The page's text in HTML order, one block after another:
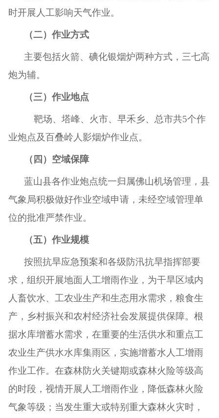
时开展人工影响天气作业。
（二）作业方式
主要包括火箭、碘化银烟炉两种方式，三七高
炮为辅。
（三）作业地点
靶场、 塔峰、火市、早禾乡、总市共5个作
业炮点及百叠岭人影烟炉作业点。
（四）空域保障
蓝山县各作业炮点统一归属佛山机场管理，县
气象局积极做好作业空域申请，未经空域管理单
位的批准严禁作业。
（五）作业规模
按照抗旱应急预案和各级防汛抗旱指挥部要
求，组织开展地面人工增雨作业， 为干旱区域内
人畜饮水、工农业生产和生态用水需求，粮食生
产，乡村振兴和农村经济社会发展提供保障。根
据水库增蓄水需求，在重要的生活供水和重点工
农业生产供水水库集雨区，实施增蓄水人工增雨
作业工作。在森林防火关键期或森林火险等级高
的时段，视情开展人工增雨作业，降低森林火险
气象等级；当发生重大或特别重大森林火灾时，